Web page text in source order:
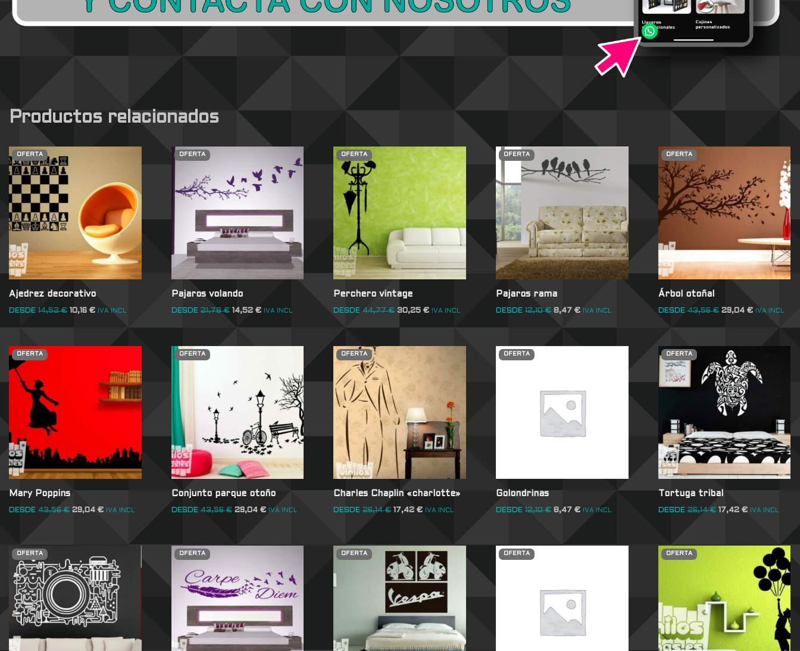
Productos relacionados
OFERTA
Ajedrez decorativo
DESDE 14,52€ 10,16 € IVA INCL
OFERTA
Pajaros volando
DESDE 21,78€ 14,52 € IVA INCL
OFERTA
Perchero vintage
DESDE 44,77€ 30,25€ IVA INCL
OFERTA
Pajaros rama
DESDE 12,10€ 8,47 € IVA INCL
OFERTA
Árbol otoñal
DESDE 43,56€ 29,04 € IVA INCL
OFERTA
Mary Poppins
DESDE 43,56€ 29,04 € IVA INCL
OFERTA
Conjunto parque otoño
DESDE 43,56€ 29,04 € IVA INCL
OFERTA
Charles Chaplin «charlotte»
DESDE 26,14€ 17,42€ IVA INCL
OFERTA
Golondrinas
DESDE 12,10€ 8,47 € IVA INCL
OFERTA
Tortuga tribal
DESDE 26,14€ 17,42 € IVA INCL
OFERTA OFERTA OFERTA OFERTA OFERTA